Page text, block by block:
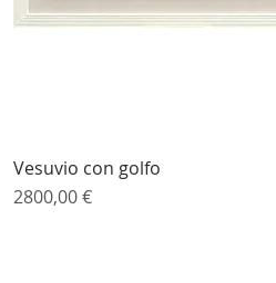
Vesuvio con golfo
Prezzo
2800,00 €